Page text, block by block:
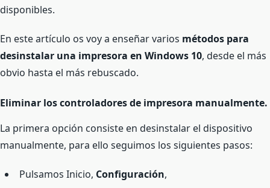
disponibles.
En este artículo os voy a enseñar varios métodos para
desinstalar una impresora en Windows 10, desde el más
obvio hasta el más rebuscado.
Eliminar los controladores de impresora manualmente.
La primera opción consiste en desinstalar el dispositivo
manualmente, para ello seguimos los siguientes pasos:
Pulsamos Inicio, Configuración,